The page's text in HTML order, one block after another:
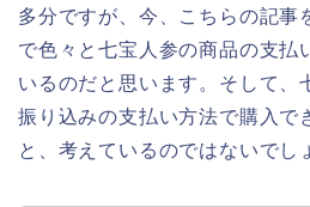
多分ですが、今、こちらの記事
で色々と七宝人参の商品の支払
いるのだと思います。そして、
振り込みの支払い方法で購入で
と、考えているのではないでし